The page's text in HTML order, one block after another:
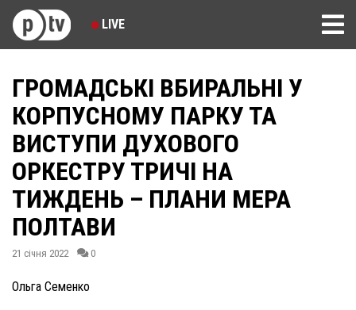
LIVE
ГРОМАДСЬКІ ВБИРАЛЬНІ У
КОРПУСНОМУ ПАРКУ ТА
ВИСТУПИ ДУХОВОГО
ОРКЕСТРУ ТРИЧІ НА
ТИЖДЕНЬ – ПЛАНИ МЕРА
ПОЛТАВИ
21 січня 2022 0
Ольга Семенко